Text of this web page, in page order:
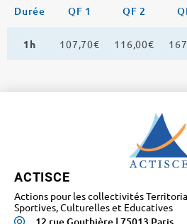
Durée QF 1 QF 2
1h 107,70€ 116,00€
ACTISCE
Actions pour les collectivités
Sportives, Culturelles et Educatives